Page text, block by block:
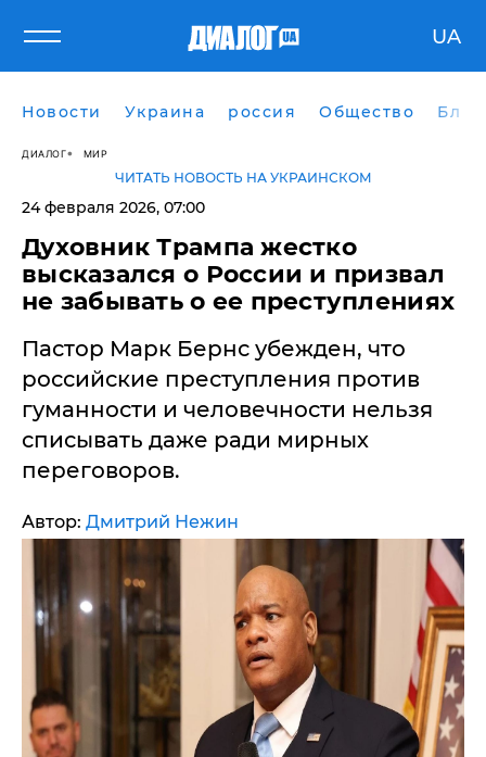
UA
Новости Украина россия Общество
ДИАЛОГ МИР
ЧИТАТЬ НОВОСТЬ НА УКРАИНСКОМ
24 февраля 2026, 07:00
Духовник Трампа жестко
высказался о России и призвал
не забывать о ее преступлениях
Пастор Марк Бернс убежден, что
российские преступления против
гуманности и человечности нельзя
списывать даже ради мирных
переговоров.
Автор: Дмитрий Нежин